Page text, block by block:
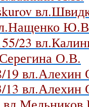
23
О.В.
19 вл.Алехин
13 вл.Алехин